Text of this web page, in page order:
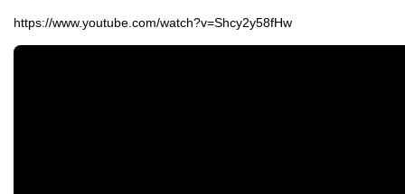
https://www.youtube.com/watch?v=Shcy2y58fHw